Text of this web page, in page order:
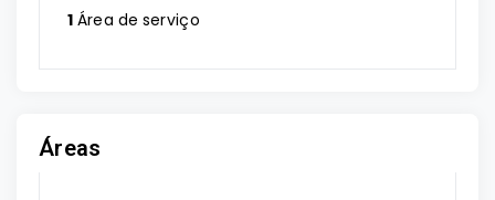
1 Área de serviço
Áreas